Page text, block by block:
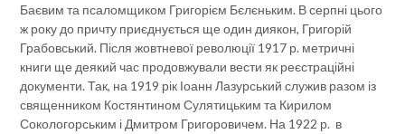
Баєвим та псаломщиком Григорієм Бєлєньким. В серпні цього
ж року до причту приєднується ще один диякон, Григорій
Грабовський. Після жовтневої революції 1917 р. метричні
книги ще деякий час продовжували вести як реєстраційні
документи. Так, на 1919 рік Іоанн Лазурський служив разом із
священником Костянтином Сулятицьким та Кирилом
Сокологорським і Дмитром Григоровичем. На 1922 р. в